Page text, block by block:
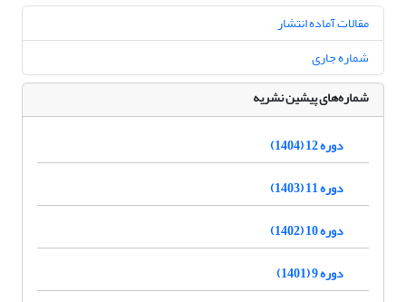
مقالات آماده انتشار
شماره جاری
شماره‌های پیشین نشریه
دوره 12 (1404)
دوره 11 (1403)
دوره 10 (1402)
دوره 9 (1401)